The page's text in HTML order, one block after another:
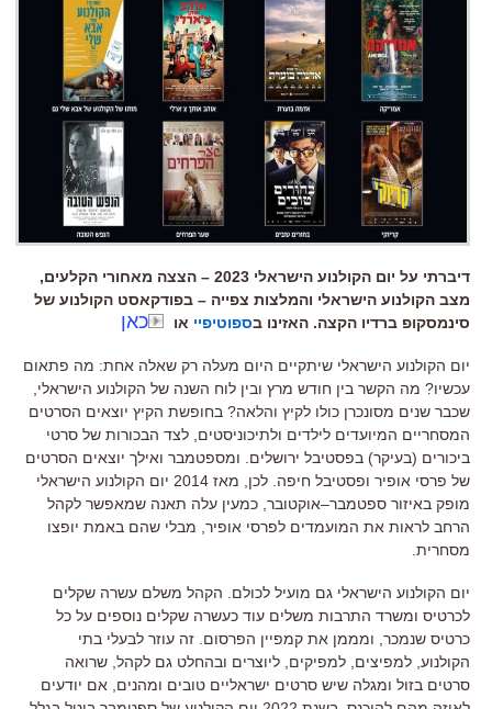
דיברתי על יום הקולנוע הישראלי 2023 – הצצה מאחורי הקלעים,
מצב הקולנוע הישראלי והמלצות צפייה – בפודקאסט הקולנוע של
סינמסקופ ברדיו הקצה. האזינו בספוטיפיי או כאן
יום הקולנוע הישראלי שיתקיים היום מעלה רק שאלה אחת: מה פתאום
עכשיו? מה הקשר בין חודש מרץ ובין לוח השנה של הקולנוע הישראלי
שכבר שנים מסונכרן כולו לקיץ והלאה? בחופשת הקיץ יוצאים הסרטים
המסחריים המיועדים לילדים ולתיכוניסטים לצד הבכורות של סרטי
ביכורים (בעיקר) בפסטיבל ירושלים
ומספטמבר ואילך יוצאים הסרטים
של פרסי אופיר ופסטיבל חיפה לכן מאז 2014 יום הקולנוע הישראלי
מופק באיזור ספטמבר–אוקטובר כמעין עלה תאנה שמאפשר לקהל
הרחב לראות את המועמדים לפרסי אופיר מבלי שהם באמת יופצו
מסחרית
יום הקולנוע הישראלי גם מועיל לכולם
הקהל משלם עשרה שקלים
לכרטיס ומשרד התרבות משלים עוד כעשרה שקלים נוספים על כל
כרטיס שנמכר ומממן את קמפיין הפרסום זה עוזר לבעלי בתי
הקולנוע למפיצים למפיקים ליוצרים ובהחלט גם לקהל שרואה
סרטים בזול ומגלה שיש סרטים ישראליים טובים ומהנים
אם יודעים